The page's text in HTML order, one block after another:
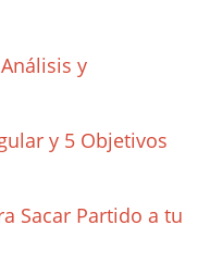
y
y 5 Objetivos
Sacar Partido a tu